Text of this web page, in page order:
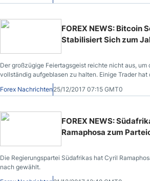
FOREX NEWS: Bitcoin
Stabilisiert Sich zum
Der großzügige Feiertagsgeist reichte nicht aus,
vollständig aufgeblasen zu halten. Einige Trader hat
Forex Nachrichten25/12/2017 07:15 GMT0
FOREX NEWS:
Ramaphosa zum
Die Regierungspartei Südafrikas hat Cyril
nach gewählt.